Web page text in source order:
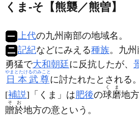
くま‐そ【熊襲／熊曽】
上代の九州南部の地域名。
記紀などにみえる種族。九
勇猛で大和朝廷に反抗したが、
日本武尊
やまとたけるのみこと
に討たれたとされる。
[補説]「くま」は肥後の球磨
くま
地
贈於
そお
地方の意という。